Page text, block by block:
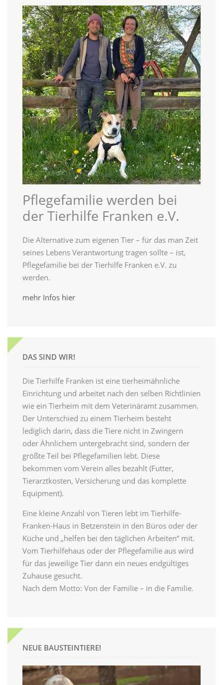
Pflegefamilie werden bei
der Tierhilfe Franken e.V.
Die Alternative zum eigenen Tier – für das man Zeit
seines Lebens Verantwortung tragen sollte – ist,
Pflegefamilie bei der Tierhilfe Franken e.V. zu
werden.
mehr Infos hier
DAS SIND WIR!
Die Tierhilfe Franken ist eine tierheimähnliche
Einrichtung und arbeitet nach den selben Richtlinien
wie ein Tierheim mit dem Veterinäramt zusammen.
Der Unterschied zu einem Tierheim besteht
lediglich darin, dass die Tiere nicht in Zwingern
oder Ähnlichem untergebracht sind, sondern der
größte Teil bei Pflegefamilien lebt. Diese
bekommen vom Verein alles bezahlt (Futter,
Tierarztkosten, Versicherung und das komplette
Equipment).
Eine kleine Anzahl von Tieren lebt im Tierhilfe-
Franken-Haus in Betzenstein in den Büros oder der
Küche und „helfen bei den täglichen Arbeiten“ mit.
Vom Tierhilfehaus oder der Pflegefamilie aus wird
für das jeweilige Tier dann ein neues endgültiges
Zuhause gesucht.
Nach dem Motto: Von der Familie – in die Familie.
NEUE BAUSTEINTIERE!